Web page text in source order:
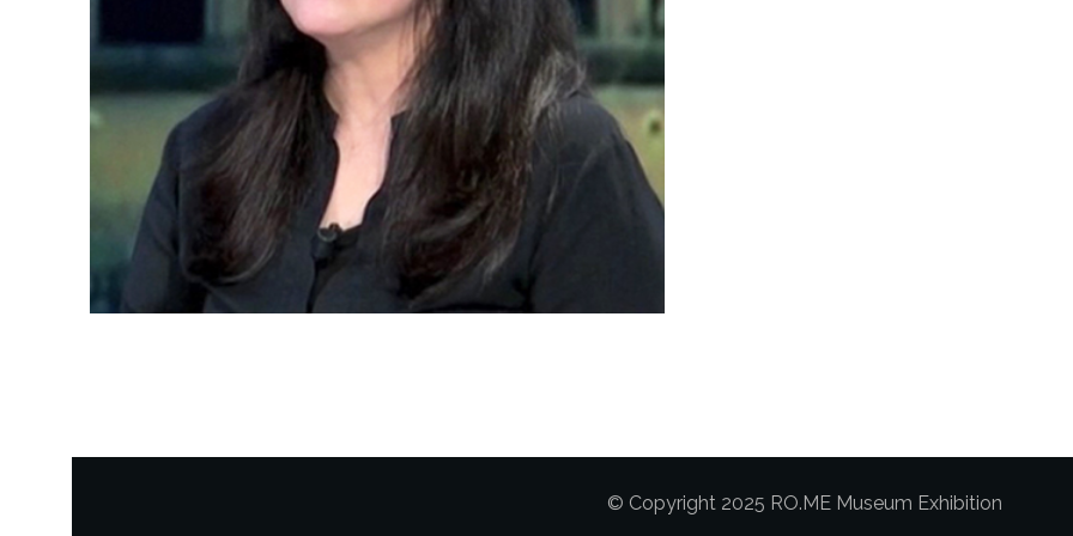
© Copyright 2025 RO.ME Museum Exhibition